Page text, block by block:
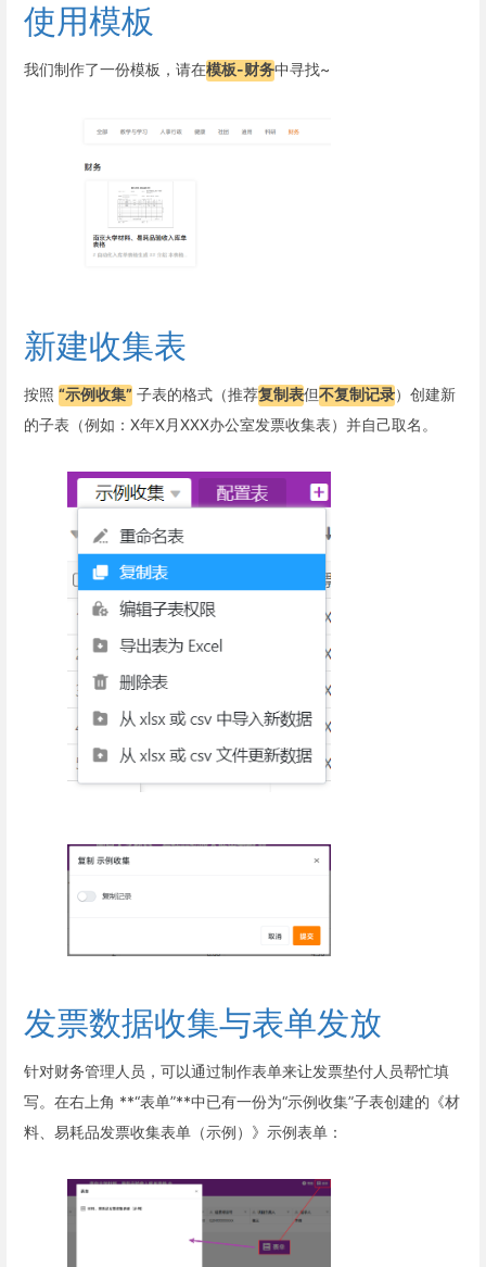
使用模板
我们制作了一份模板，请在模板-财务中寻找~
新建收集表
按照 “示例收集” 子表的格式（推荐复制表但不复制记录）创建新
的子表（例如：X年X月XXX办公室发票收集表）并自己取名。
发票数据收集与表单发放
针对财务管理人员，可以通过制作表单来让发票垫付人员帮忙填
写。在右上角 **“表单”**中已有一份为“示例收集”子表创建的《材
料、易耗品发票收集表单（示例）》示例表单：